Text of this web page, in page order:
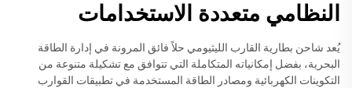
النظامي متعددة الاستخدامات
يُعد شاحن بطارية القارب الليثيومي حلاً فائق المرونة في إدارة الطاقة
البحرية، بفضل إمكانياته المتكاملة التي تتوافق مع تشكيلة متنوعة من
التكوينات الكهربائية ومصادر الطاقة المستخدمة في تطبيقات القوارب